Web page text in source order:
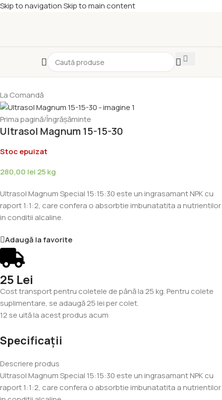
Skip to navigationSkip to main content
La Comandă
Prima pagină/Îngrășăminte
Ultrasol Magnum 15-15-30
Stoc epuizat
280,00 lei 25 kg
Ultrasol Magnum Special 15:15:30 este un ingrasamant NPK cu
raport 1:1:2, care confera o absorbtie imbunatatita a nutrientilor
in conditii alcaline.
Adaugă la favorite
25 Lei
Cost transport pentru coletele de până la 25 kg. Pentru colete
suplimentare, se adaugă 25 lei per colet.
12 se uită la acest produs acum
Specificații
Descriere produs
Ultrasol Magnum Special 15:15:30 este un ingrasamant NPK cu
raport 1:1:2, care confera o absorbtie imbunatatita a nutrientilor